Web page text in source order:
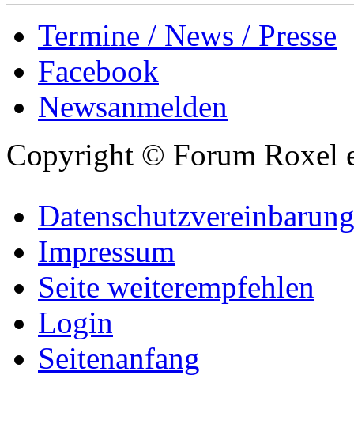
Termine / News / Presse
Facebook
Newsanmelden
Copyright © Forum Roxel
Datenschutzvereinbarung
Impressum
Seite weiterempfehlen
Login
Seitenanfang